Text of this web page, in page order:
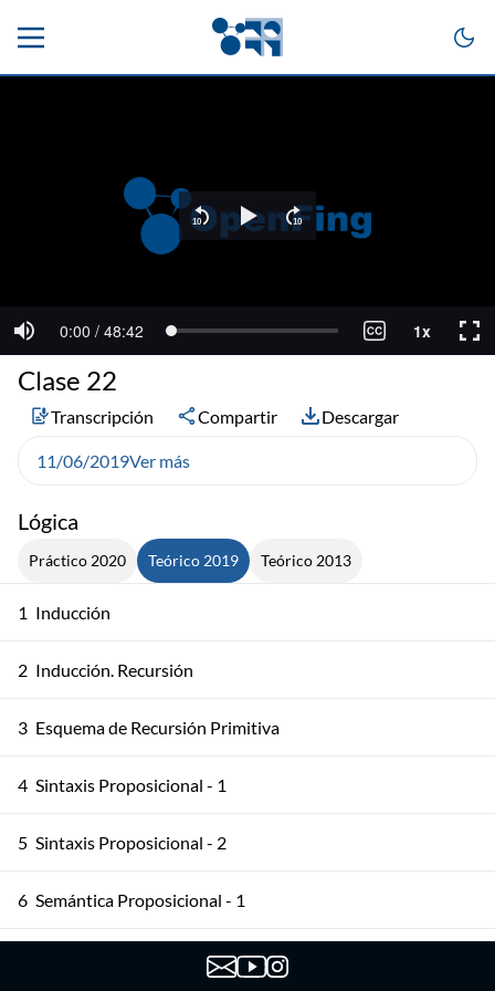
Lógica
Práctico 2020 Teórico 2019 Teórico 2013
1 Inducción
2 Inducción. Recursión
3 Esquema de Recursión Primitiva
4 Sintaxis Proposicional - 1
5 Sintaxis Proposicional - 2
6 Semántica Proposicional - 1
Semántica Proposicional - 2
Clase 22
Transcripción Compartir Descargar
11/06/2019Ver más